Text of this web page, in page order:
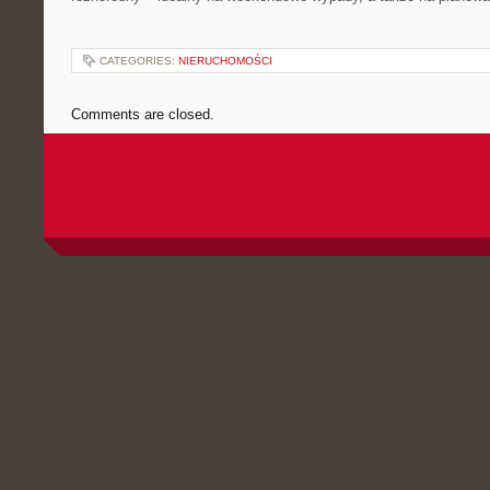
CATEGORIES: NIERUCHOMOŚCI
Comments are closed.